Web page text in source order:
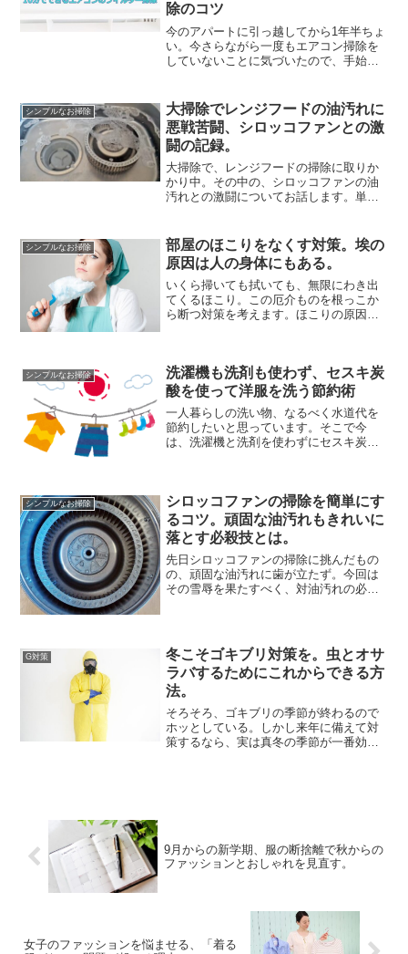
除のコツ
今のアパートに引っ越してから1年半ちょ
い。今さらながら一度もエアコン掃除を
していないことに気づいたので、手始め
う」と尻込みしたが、いざやってみると
あっけなく終わった。フ...
シンプルなお掃除
大掃除でレンジフードの油汚れに
悪戦苦闘、シロッコファンとの激
闘の記録。
大掃除で、レンジフードの掃除に取りか
かり中。その中の、シロッコファンの油
汚れとの激闘についてお話します。単な
の手厳しい洗礼に、私の心は早くも萎え
かけています。シロッコフ...
シンプルなお掃除
部屋のほこりをなくす対策。埃の
原因は人の身体にもある。
いくら掃いても拭いても、無限にわき出
てくるほこり。この厄介ものを根っこか
ら断つ対策を考えます。ほこりの原因
す。「自分はそこまで汚くない...
シンプルなお掃除
洗濯機も洗剤も使わず、セスキ炭
酸を使って洋服を洗う節約術
一人暮らしの洗い物、なるべく水道代を
節約したいと思っています。そこで今
は、洗濯機と洗剤を使わずにセスキ炭酸
うか？洗濯機がない現在、私...
シンプルなお掃除
シロッコファンの掃除を簡単にす
るコツ。頑固な油汚れもきれいに
落とす必殺技とは。
先日シロッコファンの掃除に挑んだもの
の、頑固な油汚れに歯が立たず。今回は
その雪辱を果たすべく、対油汚れの必殺
でしょうか？油汚れを落と...
G対策
冬こそゴキブリ対策を。虫とオサ
ラバするためにこれからできる方
法。
そろそろ、ゴキブリの季節が終わるので
ホッとしている。しかし来年に備えて対
策するなら、実は真冬の季節が一番効果
9月からの新学期、服の断捨離で秋からの
ファッションとおしゃれを見直す。
女子のファッションを悩ませる、「着る